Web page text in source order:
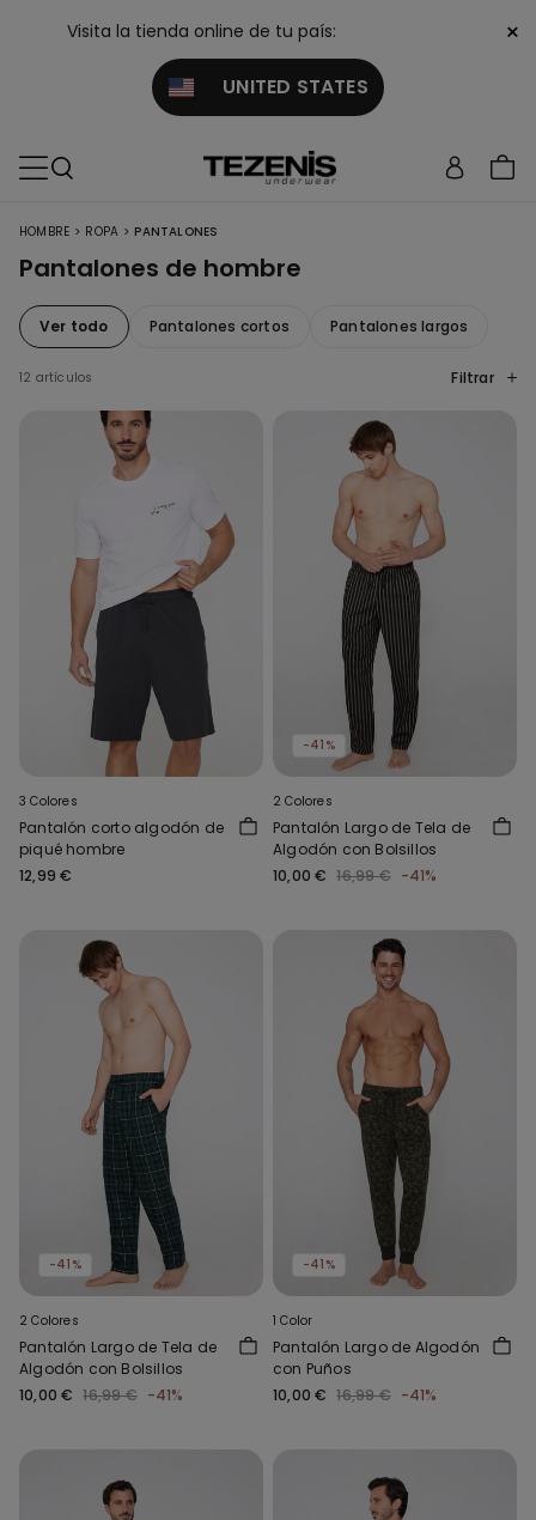
Visita la tienda online de tu país:
UNITED STATES
×
HOMBRE > ROPA > PANTALONES
Pantalones de hombre
Ver todo Pantalones cortos Pantalones largos
12 artículos Filtrar
3 Colores
Pantalón corto algodón de
piqué hombre
12,99 €
-41%
2 Colores
Pantalón Largo de Tela de
Algodón con Bolsillos
10,00 € 16,99 € -41%
-41%
2 Colores
Pantalón Largo de Tela de
Algodón con Bolsillos
10,00 € 16,99 € -41%
-41%
1 Color
Pantalón Largo de Algodón
con Puños
10,00 € 16,99 € -41%